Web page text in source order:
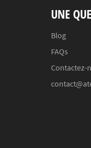
UNE
Blog
FAQs
Contactez-